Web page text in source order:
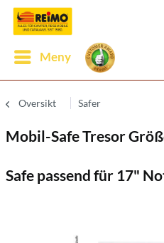
Meny
Oversikt Safer
Mobil-Safe Tresor
Safe passend für 17"